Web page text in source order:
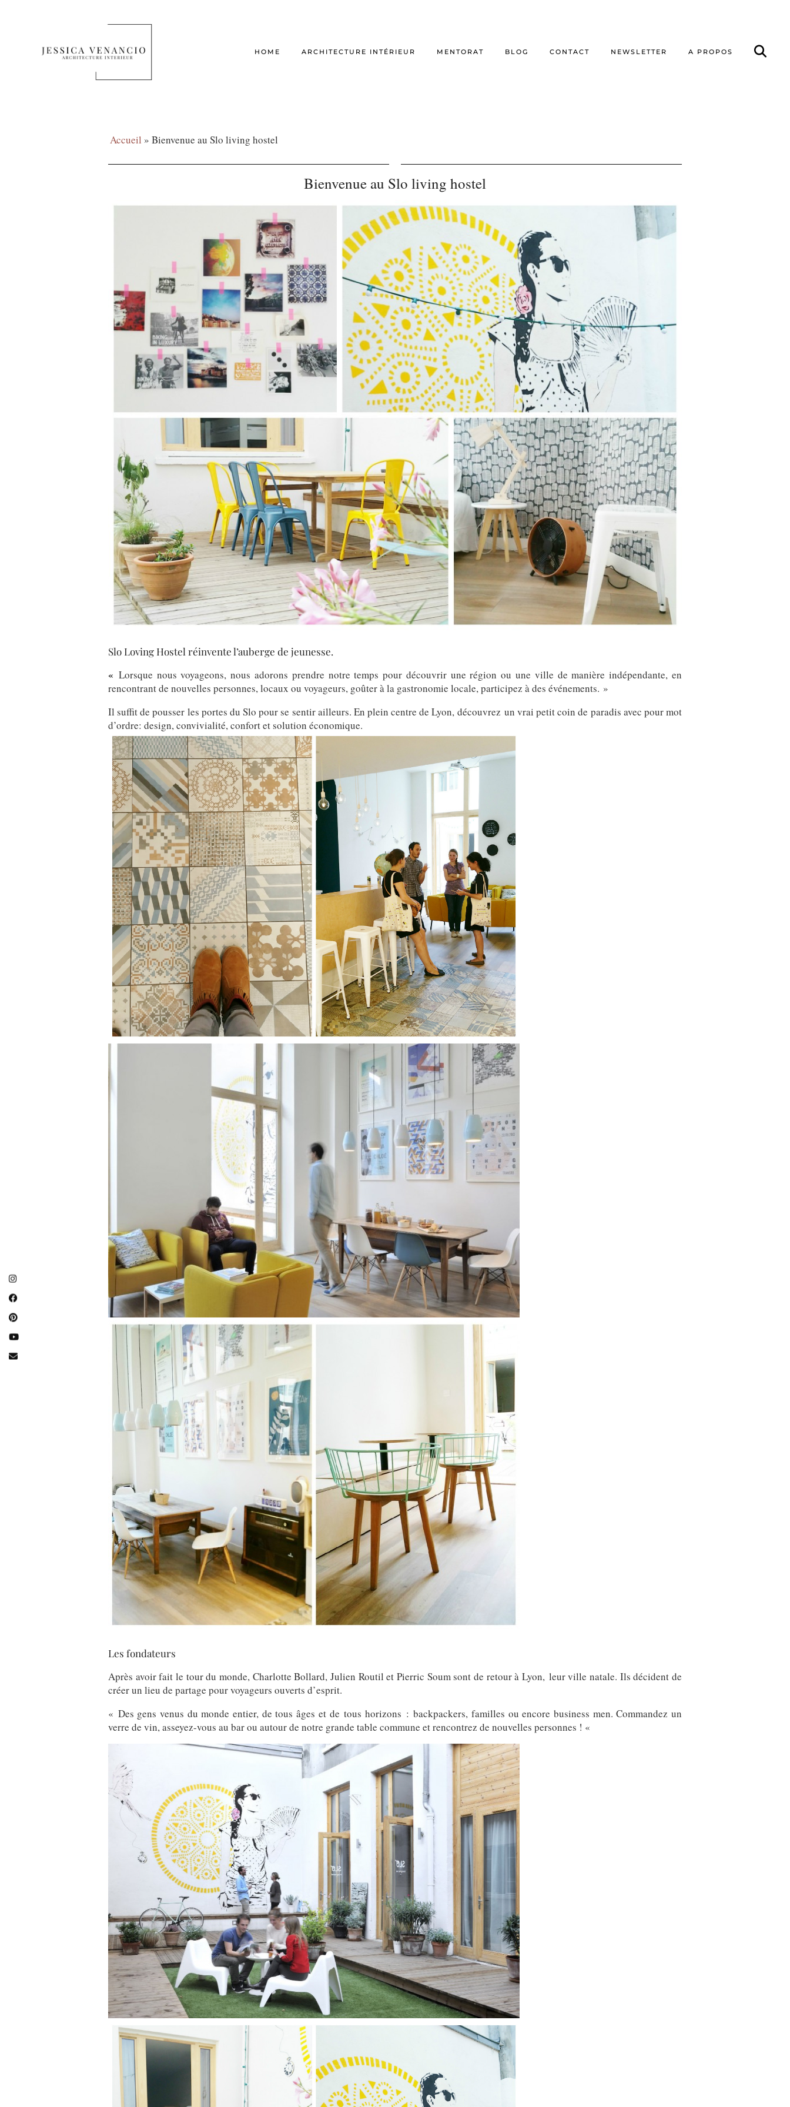
HOME ARCHITECTURE INTÉRIEUR MENTORAT BLOG CONTACT NEWSLETTER A PROPOS
Accueil » Bienvenue au Slo living hostel
Bienvenue au Slo living hostel
Slo Loving Hostel réinvente l’auberge de jeunesse.
« Lorsque nous voyageons, nous adorons prendre notre temps pour découvrir une région ou une ville de manière indépendante, en
rencontrant de nouvelles personnes, locaux ou voyageurs, goûter à la gastronomie locale, participez à des événements. »
Il suffit de pousser les portes du Slo pour se sentir ailleurs. En plein centre de Lyon, découvrez un vrai petit coin de paradis avec pour mot
d’ordre: design, convivialité, confort et solution économique.
Les fondateurs
Après avoir fait le tour du monde, Charlotte Bollard, Julien Routil et Pierric Soum sont de retour à Lyon, leur ville natale. Ils décident de
créer un lieu de partage pour voyageurs ouverts d’esprit.
« Des gens venus du monde entier, de tous âges et de tous horizons : backpackers, familles ou encore business men. Commandez un
verre de vin, asseyez-vous au bar ou autour de notre grande table commune et rencontrez de nouvelles personnes ! «